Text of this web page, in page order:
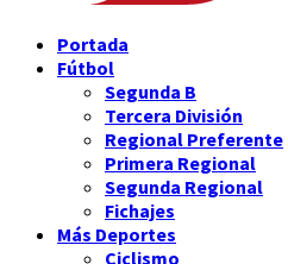
Portada
Fútbol
Segunda B
Tercera División
Regional Preferente
Primera Regional
Segunda Regional
Fichajes
Más Deportes
Ciclismo